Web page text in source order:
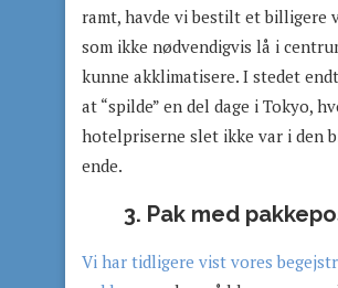
ramt, havde vi bestilt et billigere
som ikke nødvendigvis lå i
kunne akklimatisere. I stedet
at “spilde” en del dage i Tokyo,
hotelpriserne slet ikke var i den
ende.
3. Pak med
Vi har tidligere vist vores